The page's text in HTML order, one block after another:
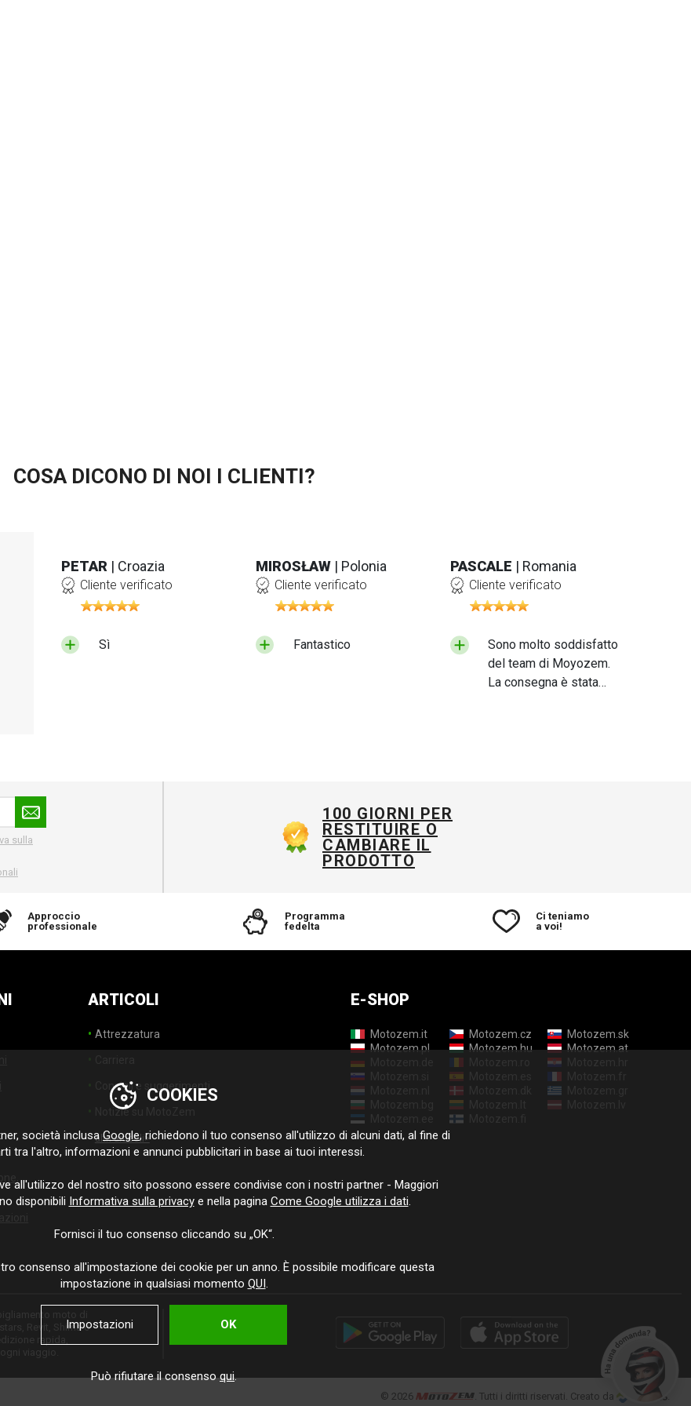
COSA DICONO DI NOI I CLIENTI?
PETAR | Croazia
Cliente verificato
Sì
MIROSŁAW | Polonia
Cliente verificato
Fantastico
PASCALE | Romania
Cliente verificato
Sono molto soddisfatto
del team di Moyozem.
La consegna è stata
ricevuto il pacco era
piuttosto accartocciata
sulla
100 GIORNI PER
RESTITUIRE O
CAMBIARE IL
PRODOTTO
Approccio
professionale
Programma
fedelta
Ci teniamo
a voi!
ARTICOLI
Attrezzatura
Consigli e suggerimenti
Notizie su MotoZem
altri articoli>
E-SHOP
Motozem.it Motozem.cz
Motozem.sk
Motozem.pl
Motozem.hu
Motozem.at
Revit, Shima o
© 2026 . Tutti i diritti riservati. Creato da
COOKIES
società inclusaGoogle, richiedono il tuo consenso all'utilizzo di alcuni dati, al fine di
tra l'altro, informazioni e annunci pubblicitari in base ai tuoi interessi.
all'utilizzo del nostro sito possono essere condivise con i nostri partner - Maggiori
disponibili Informativa sulla privacye nella pagina Come Google utilizza i dati.
Fornisci il tuo consenso cliccando su „OK“.
consenso all'impostazione dei cookie per un anno. È possibile modificare questa
impostazione in qualsiasi momento QUI.
Impostazioni OK
Può rifiutare il consensoqui.